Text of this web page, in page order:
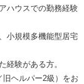
ハウスでの勤務経験
小規模多機能型居宅
経験がある方。
旧ヘルパー2級）をお